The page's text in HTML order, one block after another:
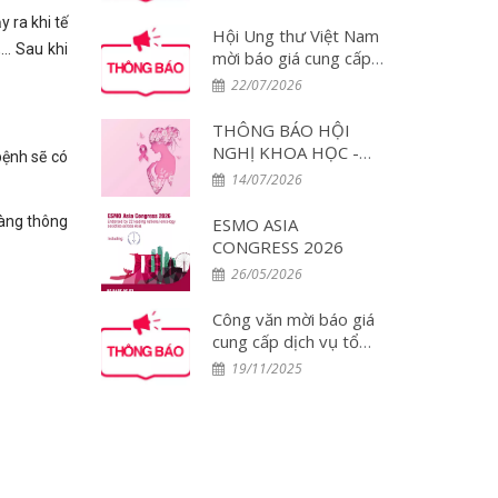
ra khi tế
Sau khi
sẽ có
thông
nghị WCLC 2026 tại
Hàn Quốc
Hội Ung thư Việt Nam
mời báo giá cung cấp
dịch vụ tổ chức đoàn
nghị PCUT Huế 2026
22/07/2026
THÔNG BÁO HỘI
NGHỊ KHOA HỌC -
DIỄN ĐÀN THẢO
Tối ưu hóa điều trị đa
mô thức và Chăm sóc
toàn diện Bệnh nhân
Ung thư Vú tại Việt
Nam – Lần 2
14/07/2026
ESMO ASIA
CONGRESS 2026
26/05/2026
Công văn mời báo giá
cung cấp dịch vụ tổ
chức đoàn đại biểu
19/11/2025